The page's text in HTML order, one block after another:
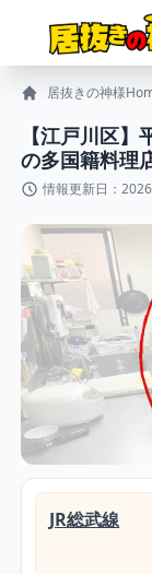
居抜きの神様
【江戸川区
の多国籍料理
情報更新日：
JR総武線